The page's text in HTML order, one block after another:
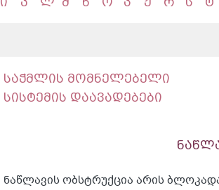
საჭმლის მომნელებელი
სისტემის დაავადებები
ნაწლავის ობსტრუქცია არის